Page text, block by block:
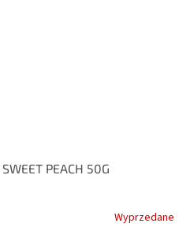
PEACH 50G
Wyprzedane